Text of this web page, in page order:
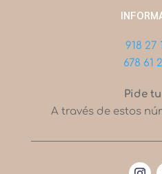
918 27
678 61
Pide
A través de estos